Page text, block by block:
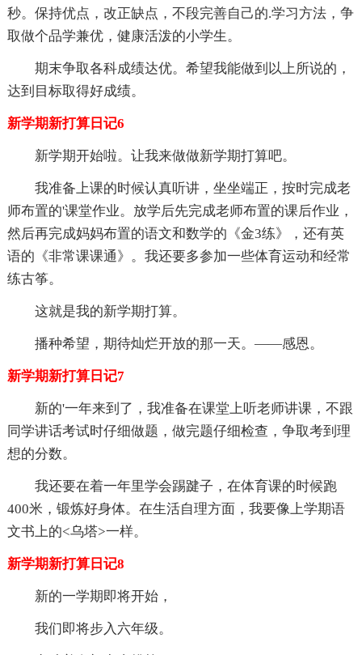
秒。保持优点，改正缺点，不段完善自己的.学习方法，争
取做个品学兼优，健康活泼的小学生。
期末争取各科成绩达优。希望我能做到以上所说的，
达到目标取得好成绩。
新学期新打算日记6
新学期开始啦。让我来做做新学期打算吧。
我准备上课的时候认真听讲，坐坐端正，按时完成老
师布置的'课堂作业。放学后先完成老师布置的课后作业，
然后再完成妈妈布置的语文和数学的《金3练》，还有英
语的《非常课课通》。我还要多参加一些体育运动和经常
练古筝。
这就是我的新学期打算。
播种希望，期待灿烂开放的那一天。——感恩。
新学期新打算日记7
新的'一年来到了，我准备在课堂上听老师讲课，不跟
同学讲话考试时仔细做题，做完题仔细检查，争取考到理
想的分数。
我还要在着一年里学会踢踺子，在体育课的时候跑
400米，锻炼好身体。在生活自理方面，我要像上学期语
文书上的<乌塔>一样。
新学期新打算日记8
新的一学期即将开始，
我们即将步入六年级。